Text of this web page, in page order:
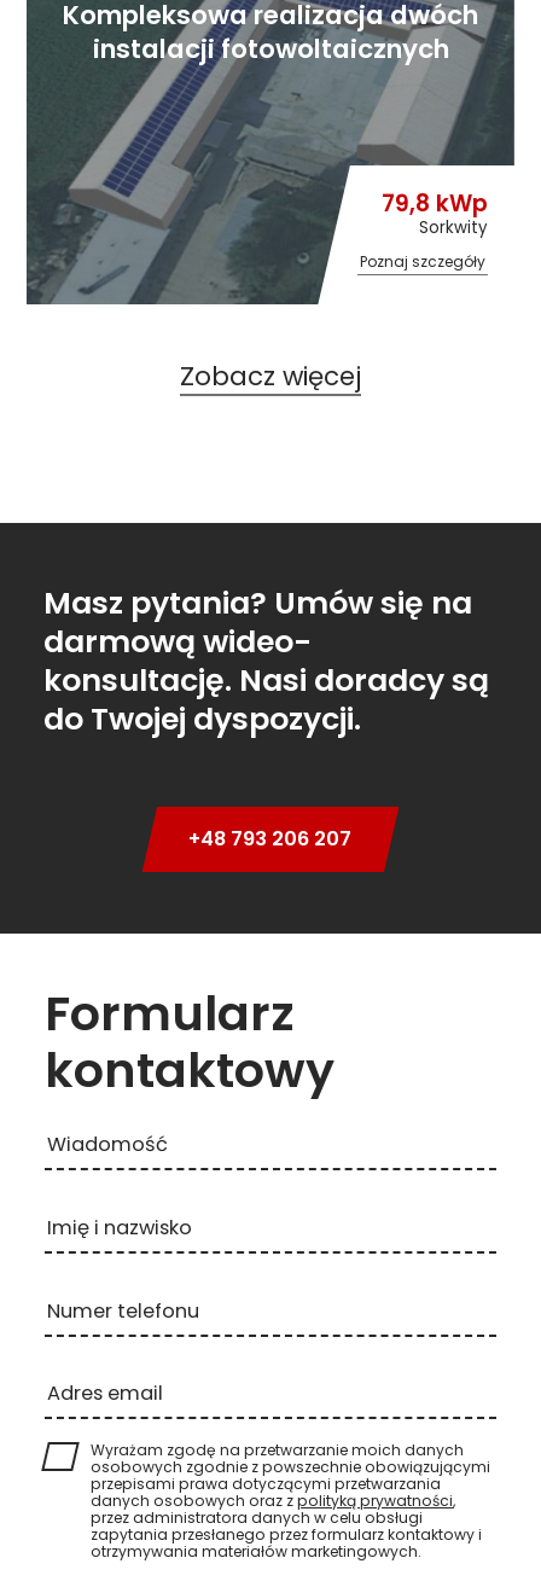
Kompleksowa realizacja dwóch
instalacji fotowoltaicznych
79,8 kWp
Sorkwity
Poznaj szczegóły
Zobacz więcej
Masz pytania? Umów się na
darmową wideo-
konsultację. Nasi doradcy są
do Twojej dyspozycji.
+48 793 206 207
Formularz
kontaktowy
Wiadomość
Imię i nazwisko
Numer telefonu
Adres email
Wyrażam zgodę na przetwarzanie moich danych
osobowych zgodnie z powszechnie obowiązującymi
przepisami prawa dotyczącymi przetwarzania
danych osobowych oraz zpolityką prywatności,
przez administratora danych w celu obsługi
zapytania przesłanego przez formularz kontaktowy i
otrzymywania materiałów marketingowych.